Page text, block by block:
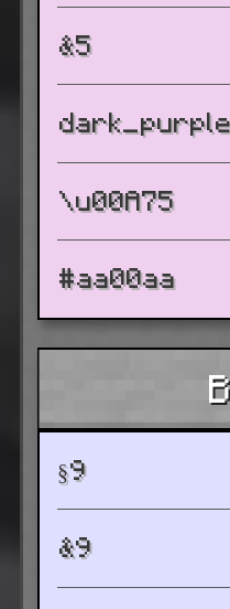
&5
dark_purple
\u00A75
#aa00aa
§9
&9